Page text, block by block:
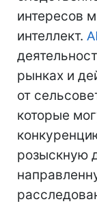
интересов
интеллект.
рынках и
от
которые
розыскную